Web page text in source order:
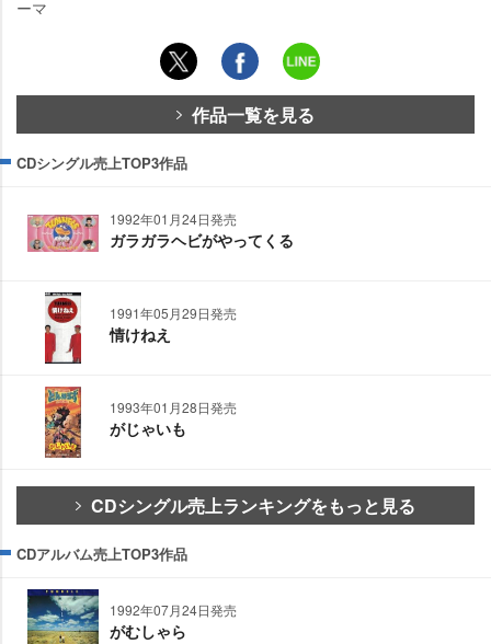
ーマ
作品一覧を見る
CDシングル売上TOP3作品
1992年01月24日発売
ガラガラヘビがやってくる
1991年05月29日発売
情けねえ
1993年01月28日発売
がじゃいも
CDシングル売上ランキングをもっと見る
CDアルバム売上TOP3作品
1992年07月24日発売
がむしゃら